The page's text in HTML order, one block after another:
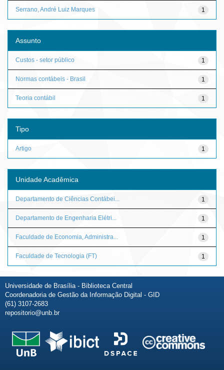
1
Serrano, André Luiz Marques
Assunto
1
Custos - setor público
1
Normas contábeis - Brasil
1
Teoria contábil
Tipo
1
Artigo
Unidade Acadêmica
1
Departamento de Ciências Contábei...
1
Departamento de Engenharia Elétri...
1
Faculdade de Economia, Administra...
1
Faculdade de Tecnologia (FT)
Universidade de Brasília - Biblioteca Central
Coordenadoria de Gestão da Informação Digital - GID
(61) 3107-2683
repositorio@unb.br